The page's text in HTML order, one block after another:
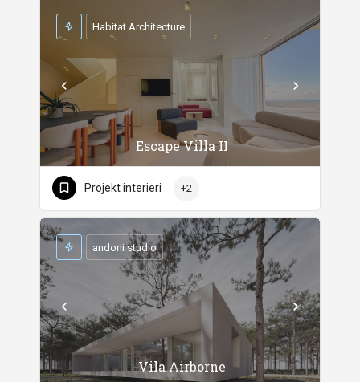
Escape Villa II
Habitat Architecture
Projekt interieri +2
Vila Airborne
andoni studio